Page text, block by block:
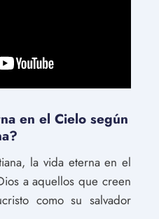
en el Cielo según
la vida eterna en el
a aquellos que creen
como su salvador